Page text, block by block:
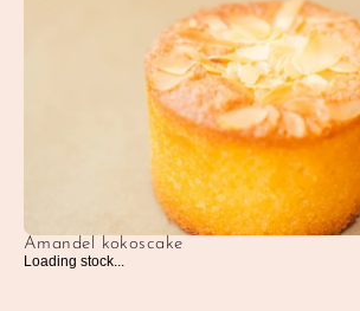
Amandel kokoscake
Loading stock...